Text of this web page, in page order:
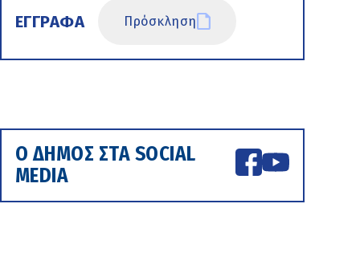
ΕΓΓΡΑΦΑ Πρόσκληση
Ο ΔΗΜΟΣ ΣΤΑ SOCIAL
MEDIA